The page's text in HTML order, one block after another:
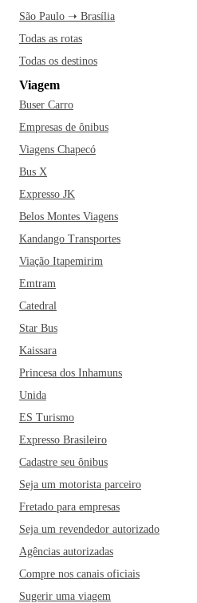
São Paulo ➝ Brasília
Todas as rotas
Todas os destinos
Viagem
Buser Carro
Empresas de ônibus
Viagens Chapecó
Bus X
Expresso JK
Belos Montes Viagens
Kandango Transportes
Viação Itapemirim
Emtram
Catedral
Star Bus
Kaissara
Princesa dos Inhamuns
Unida
ES Turismo
Expresso Brasileiro
Cadastre seu ônibus
Seja um motorista parceiro
Fretado para empresas
Seja um revendedor autorizado
Agências autorizadas
Compre nos canais oficiais
Sugerir uma viagem